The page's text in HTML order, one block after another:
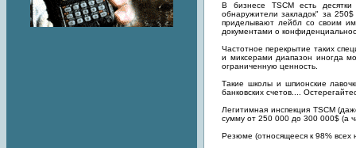
В бизнесе TSCM есть
обнаружители закладок" за
приделывают лейбл со своим
документами о
Частотное перекрытие таких
и миксерами диапазон иногда
ограниченную ценность.
Такие школы и шпионские
банковских счетов....
Легитимная инспекция TSCM
сумму от 250 000 до 300 000$ (а
Резюме (относящееся к 98% всех